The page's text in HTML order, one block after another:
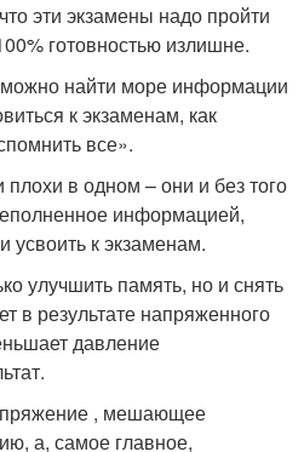
эти экзамены надо пройти
готовностью излишне.
можно найти море информации
к экзаменам, как
все».
в одном – они и без того
информацией,
усвоить к экзаменам.
улучшить память, но и снять
в результате напряженного
давление
, мешающее
а, самое главное,